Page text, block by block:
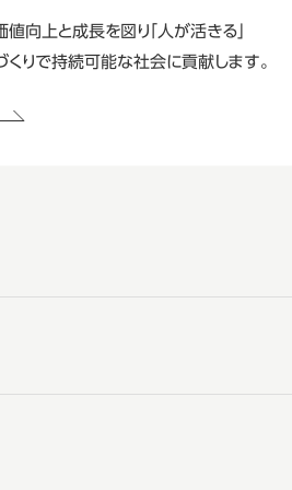
値向上と成長を図り 「人が活きる」
くりで持続可能な社会に貢献します。